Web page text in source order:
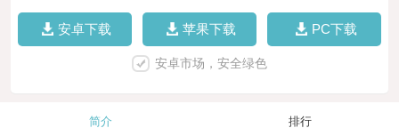
安卓下载 苹果下载 PC下载
安卓市场，安全绿色
简介 排行